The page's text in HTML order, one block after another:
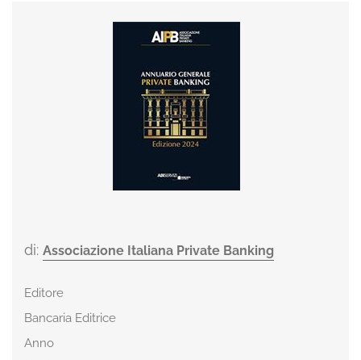
di: Associazione Italiana Private Banking
Editore
Bancaria Editrice
Anno